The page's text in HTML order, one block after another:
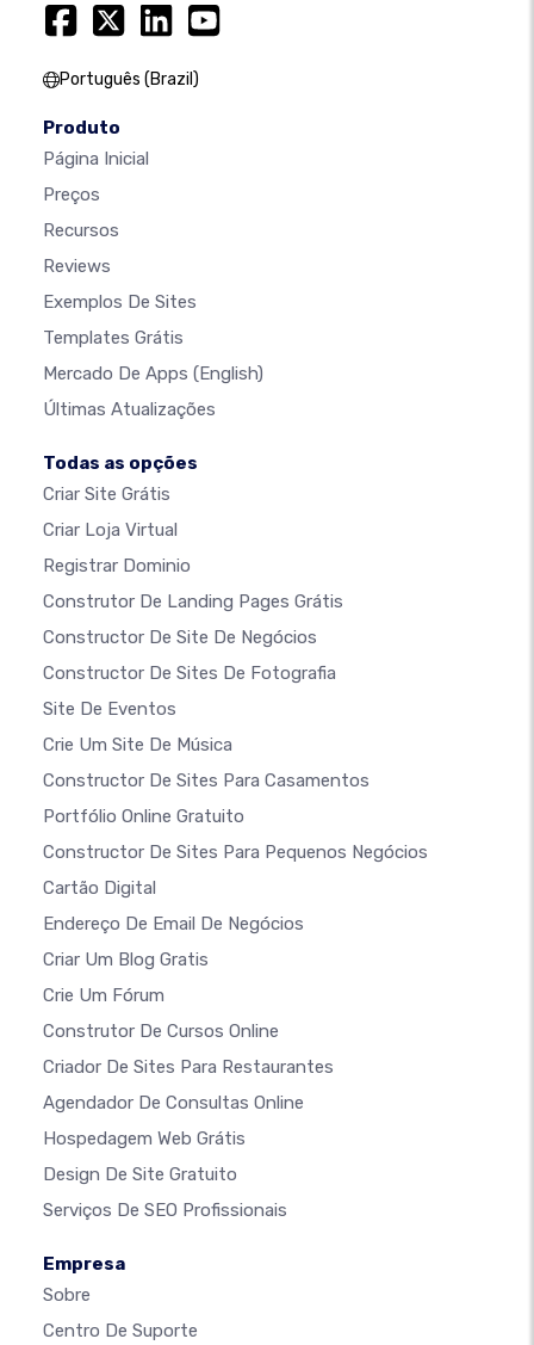
Português (Brazil)
Produto
Página Inicial
Preços
Recursos
Reviews
Exemplos De Sites
Templates Grátis
Mercado De Apps (English)
Últimas Atualizações
Todas as opções
Criar Site Grátis
Criar Loja Virtual
Registrar Dominio
Construtor De Landing Pages Grátis
Constructor De Site De Negócios
Constructor De Sites De Fotografia
Site De Eventos
Crie Um Site De Música
Constructor De Sites Para Casamentos
Portfólio Online Gratuito
Constructor De Sites Para Pequenos Negócios
Cartão Digital
Endereço De Email De Negócios
Criar Um Blog Gratis
Crie Um Fórum
Construtor De Cursos Online
Criador De Sites Para Restaurantes
Agendador De Consultas Online
Hospedagem Web Grátis
Design De Site Gratuito
Serviços De SEO Profissionais
Empresa
Sobre
Centro De Suporte